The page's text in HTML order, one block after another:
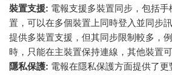
裝置支援: 電報支援多裝置同步，包括
置，可以在多個裝置上同時登入並同步
提供多裝置支援，但其同步限制較多，
時，只能在主裝置保持連線，其他裝置
隱私保護: 電報在隱私保護方面提供了